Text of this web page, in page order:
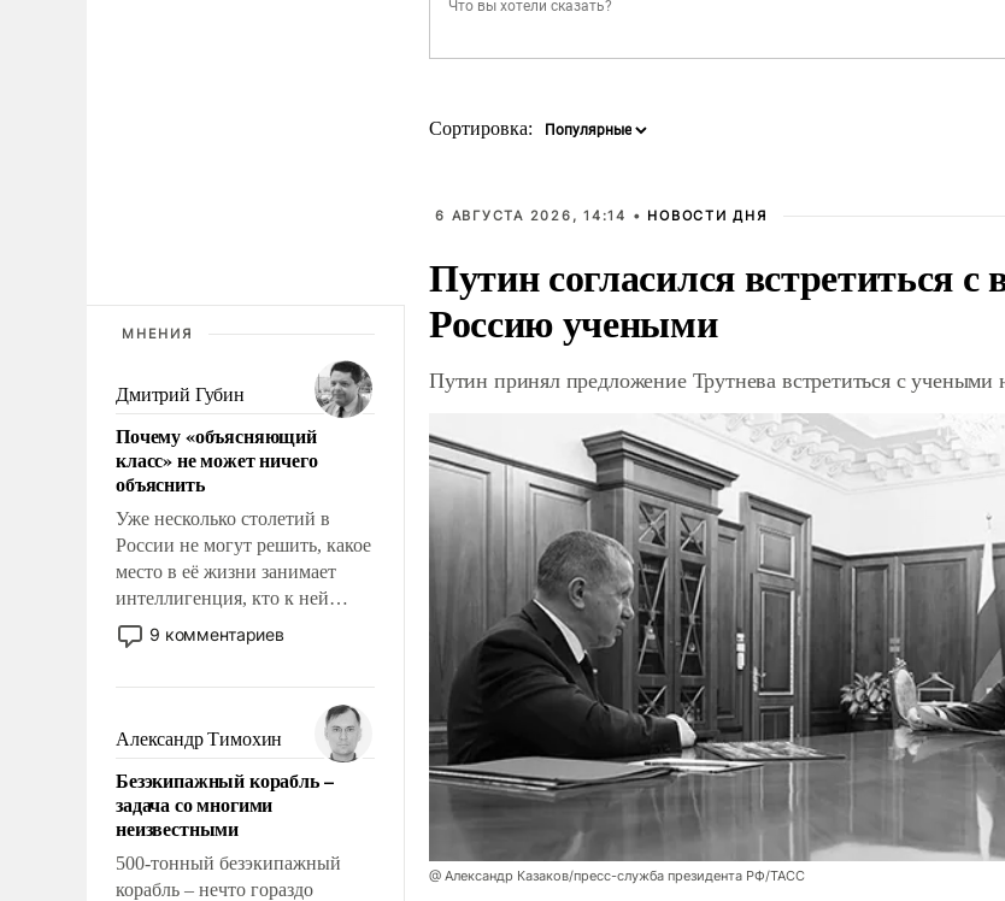
МНЕНИЯ
Дмитрий Губин
Почему «объясняющий
класс» не может ничего
объяснить
Уже несколько столетий в
России не могут решить, какое
место в её жизни занимает
интеллигенция, кто к ней
принадлежит, а кого из неё
исключили с правом
чем она отличается от просто
образованных людей. Иногда
казалось, что эти вопросы
решены раз и навсегда, но –
нет, не решены.
9 комментариев
Александр Тимохин
Безэкипажный корабль –
задача со многими
неизвестными
500-тонный безэкипажный
корабль – нечто гораздо
Сортировка:
6 АВГУСТА 2026, 14:14 • НОВОСТИ ДНЯ
Путин согласился встретиться
Россию учеными
Путин принял предложение Трутнева встретиться с
@ Александр Казаков/пресс-служба президента РФ/ТАСС